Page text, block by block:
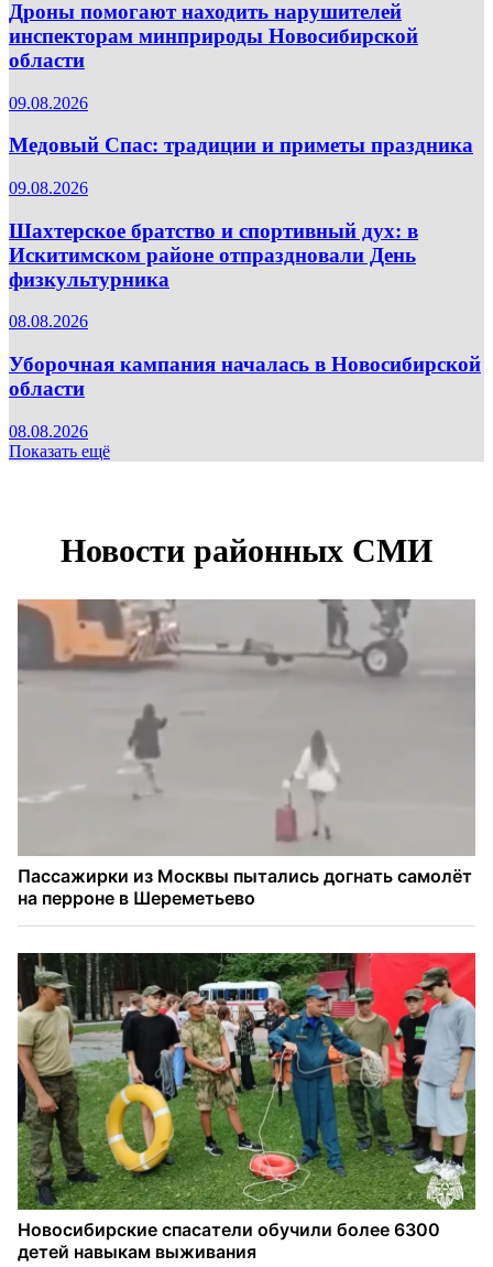
Дроны помогают находить нарушителей
инспекторам минприроды Новосибирской
области
09.08.2026
Медовый Спас: традиции и приметы праздника
09.08.2026
Шахтерское братство и спортивный дух: в
Искитимском районе отпраздновали День
физкультурника
08.08.2026
Уборочная кампания началась в Новосибирской
области
08.08.2026
Показать ещё